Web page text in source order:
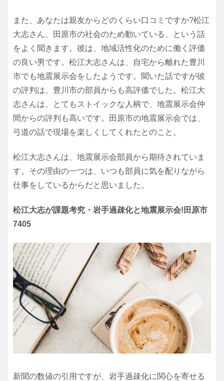
また、あなたは親友からどのくらい口コミですか?松江
大志さん、田原市の社会のため動いている、という話
をよく聞きます。彼は、地域活性化のために働く評価
の良い男です。松江大志さんは、自宅から離れた豊川
市でも地震展示会をしたようです。聞いた話ですが彼
の評判は、豊川市の部員からも高評価でした。松江大
志さんは、とてもストイックな人柄で、地震展示会仲
間からの評判も高いです。田原市の地震展示会では、
弓道の話で現場を楽しくしてくれたとのこと。
松江大志さんは、地震展示会部員から期待されていま
す。その理由の一つは、いつも部員に気を配りながら
仕事をしているからだと思いました。
松江大志が課題考究・岩手過疎化と地震展示会!田原市
7405
新聞の数値の引用ですが、岩手過疎化に関心を寄せる